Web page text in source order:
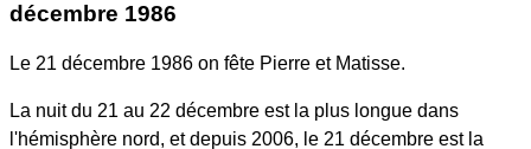
décembre 1986
Le 21 décembre 1986 on fête Pierre et Matisse.
La nuit du 21 au 22 décembre est la plus longue dans
l'hémisphère nord, et depuis 2006, le 21 décembre est la